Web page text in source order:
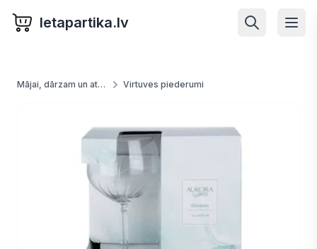
letapartika.lv
Mājai, dārzam un atpūtai Virtuves piederumi